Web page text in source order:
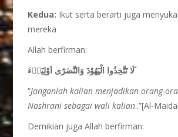
Kedua: Ikut serta berarti juga
mereka
Allah berfirman:
لَا تَتَّخِذُوا الْيَهُوْدَ وَالنَّصٰرٰٓى اَوْلِيَاۤءَ ۘ
“Janganlah kalian menjadikan orang-
Nashrani sebagai wali kalian..”[Al-
Demikian juga Allah berfirman: